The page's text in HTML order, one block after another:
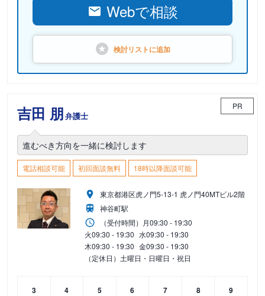
Webで相談
検討リストに追加
吉田 朋弁護士
PR
進むべき方向を一緒に検討します
電話相談可能 初回面談無料 18時以降面談可能
東京都港区虎ノ門5-13-1 虎ノ門40MTビル2階
神谷町駅
（受付時間） 月09:30 - 19:30
火09:30 - 19:30 水09:30 - 19:30
木09:30 - 19:30 金09:30 - 19:30
（定休日）土曜日・日曜日・祝日
3
4
5
6
7
8
9